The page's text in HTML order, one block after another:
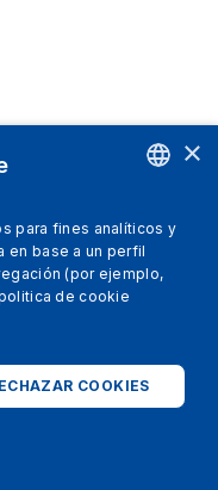
SPANISH
ITALIAN
ENGLISH
×
para fines analíticos y
en base a un perfil
(por ejemplo,
de cookie
COOKIES